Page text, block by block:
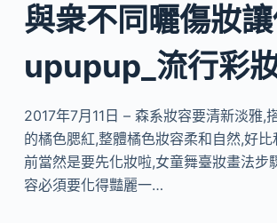
與衆不同曬傷妝
upupup_流行彩
2017年7月11日 – 森系妝容要清新淡雅,
的橘色腮紅,整體橘色妝容柔和自然,好
前當然是要先化妝啦,女童舞臺妝畫法步
容必須要化得豔麗一…